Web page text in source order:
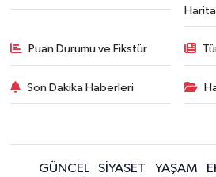
Puan Durumu ve Fikstür
Son Dakika Haberleri
GÜNCEL SİYASET YAŞAM